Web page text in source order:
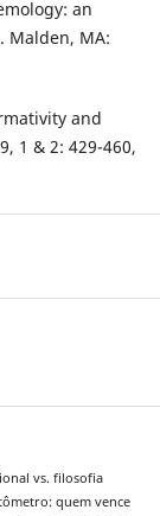
an
Malden, MA:
and
1 & 2: 429-460,
vs. filosofia
quem vence